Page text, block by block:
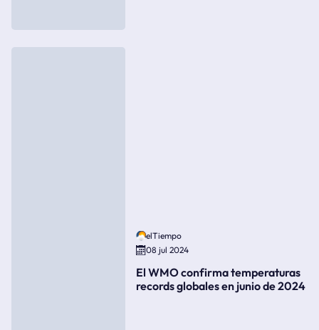
elTiempo
08 jul 2024
El WMO confirma temperaturas
records globales en junio de 2024